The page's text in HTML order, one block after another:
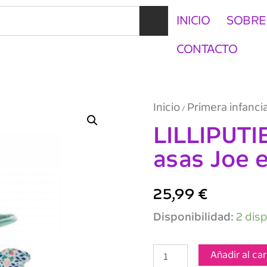
INICIO
CONTACTO
Inicio/ Primera
asas Joe
25,99 €
Disponibilidad: 2
LILLIPUTIENS
Sonajero
Joe
Añadir al